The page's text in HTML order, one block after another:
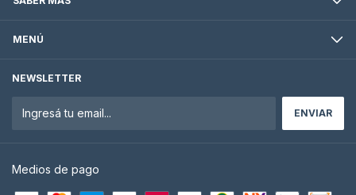
MENÚ
NEWSLETTER
Medios de pago